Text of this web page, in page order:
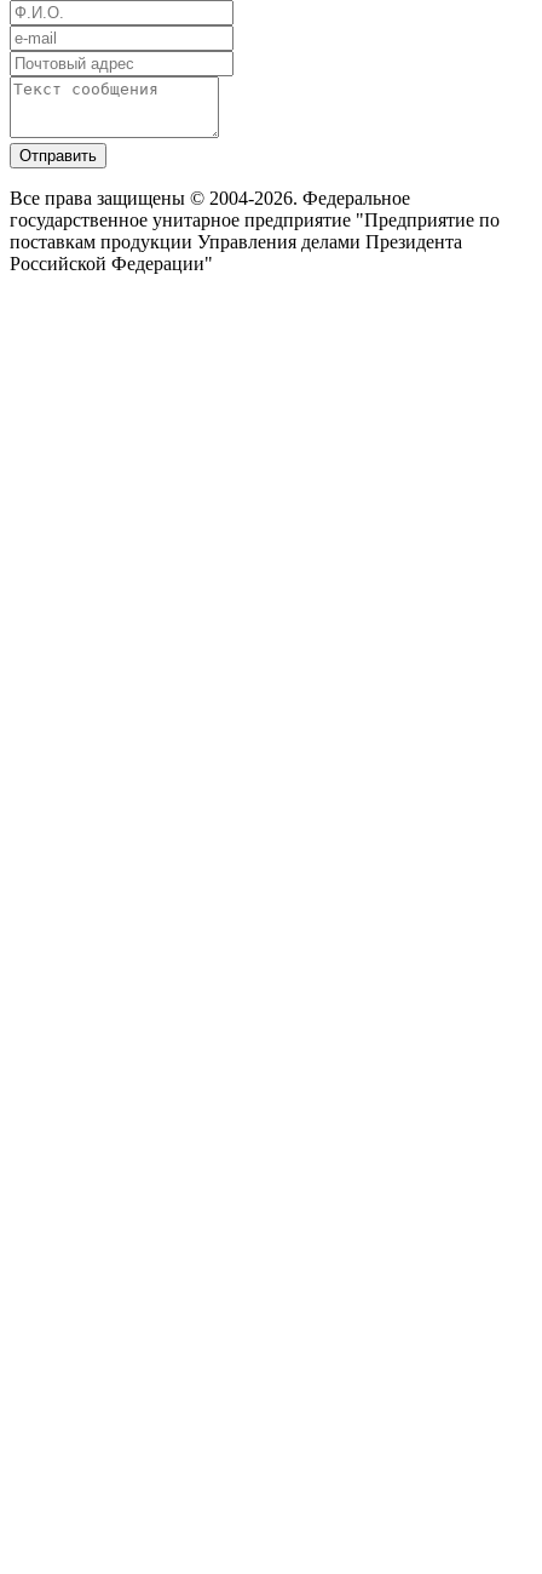
Отправить
Все права защищены © 2004-2026. Федеральное
государственное унитарное предприятие "Предприятие по
поставкам продукции Управления делами Президента
Российской Федерации"